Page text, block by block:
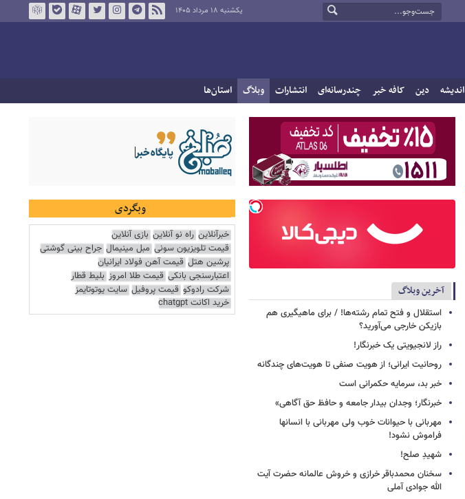
یکشنبه ۱۸ مرداد ۱۴۰۵
اندیشه دین کافه خبر چندرسانه‌ای انتشارات وبلاگ استان‌ها
آخرین وبلاگ
استقلال و فتح تمام رشته‌ها! / برای ماهیگیری هم
بازیکن خارجی می‌آورید؟
راز لانجیویتی یک خبرنگار!
روحانیت ایرانی؛ از هویت صنفی تا هویت‌های چندگانه
خبر بد، سرمایه حکمرانی است
خبرنگار؛ وجدان بیدار جامعه و حافظ حق آگاهی»
مهربانی با حیوانات خوب ولی مهربانی با انسانها
فراموش نشود!
شهیدِ صلح!
سخنان محمدباقر خرازی و خروش عالمانه حضرت آیت
الله جوادی آملی
وبگردی
خبرآنلاین راه نو آنلاین بازی آنلاین
قیمت تلویزیون سونی مبل مینیمال جراح بینی گوشتی
پرشین هتل قیمت آهن فولاد ایرانیان
اعتبارسنجی بانکی قیمت طلا امروز بلیط قطار
شرکت رادوکو قیمت پروفیل سایت یوتوتایمز
خرید اکانت chatgpt